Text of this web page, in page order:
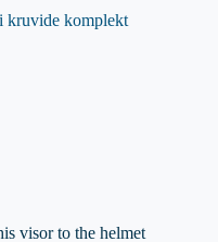
komplekt
visor to the helmet